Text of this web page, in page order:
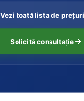
Vezi toată lista de prețuri
Solicită consultație